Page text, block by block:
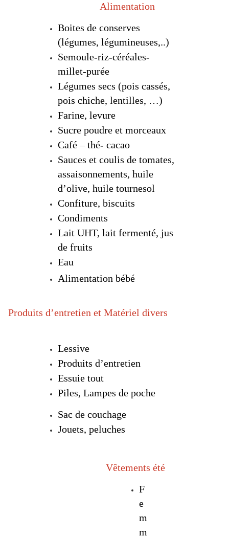
Alimentation
Boites de conserves
(légumes, légumineuses,..)
Semoule-riz-céréales-
millet-purée
Légumes secs (pois cassés,
pois chiche, lentilles, …)
Farine, levure
Sucre poudre et morceaux
Café – thé- cacao
Sauces et coulis de tomates,
assaisonnements, huile
d’olive, huile tournesol
Confiture, biscuits
Condiments
Lait UHT, lait fermenté, jus
de fruits
Eau
Alimentation bébé
Produits d’entretien et Matériel divers
Lessive
Produits d’entretien
Essuie tout
Piles, Lampes de poche
Sac de couchage
Jouets, peluches
Vêtements été
F
e
m
m